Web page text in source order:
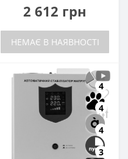
2 612 грн
НЕМАЄ В НАЯВНОСТІ
4
4
4
3